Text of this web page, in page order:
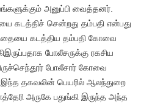
அனுப்பி வைத்தனர்.
கடத்திச் சென்றது தம்பதி என்பது
கடத்திய தம்பதி கோவை
போலீசருக்கு ரகசிய
போலீசார் கோவை
தகவலின் பெயரில் ஆலந்துறை
அருகே பதுங்கி இருந்த அந்த